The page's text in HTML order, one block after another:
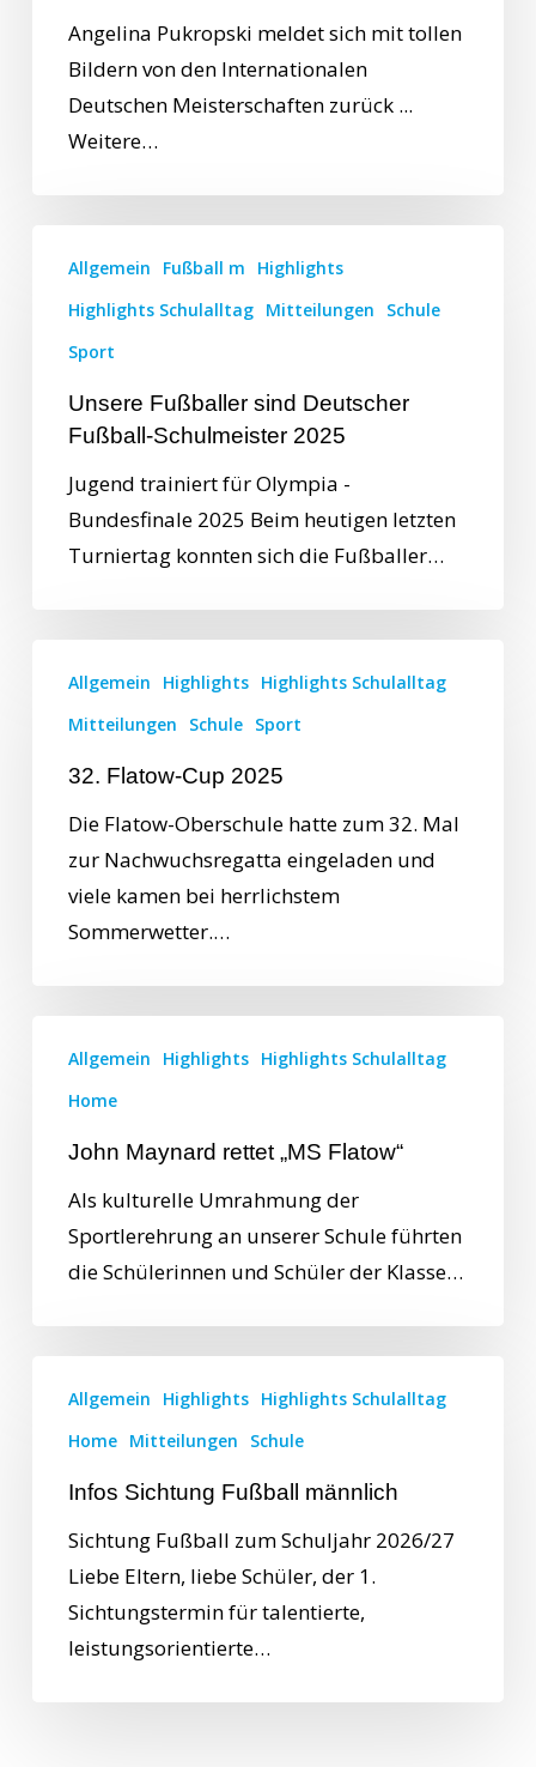
Angelina Pukropski meldet sich mit tollen
Bildern von den Internationalen
Deutschen Meisterschaften zurück ...
Weitere…
Allgemein Fußball m
Highlights
Highlights Schulalltag Mitteilungen
Schule
Sport
Unsere Fußballer sind Deutscher
Fußball-Schulmeister 2025
Jugend trainiert für Olympia -
Bundesfinale 2025 Beim heutigen letzten
Turniertag konnten sich die Fußballer…
Allgemein Highlights Highlights Schulalltag
Mitteilungen
Schule Sport
32. Flatow-Cup 2025
Die Flatow-Oberschule hatte zum 32. Mal
zur Nachwuchsregatta eingeladen und
viele kamen bei herrlichstem
Sommerwetter.…
Allgemein Highlights Highlights Schulalltag
Home
John Maynard rettet „MS Flatow“
Als kulturelle Umrahmung der
Sportlerehrung an unserer Schule führten
die Schülerinnen und Schüler der Klasse…
Allgemein Highlights Highlights Schulalltag
Home Mitteilungen Schule
Infos Sichtung Fußball männlich
Sichtung Fußball zum Schuljahr 2026/27
Liebe Eltern, liebe Schüler, der 1.
Sichtungstermin für talentierte,
leistungsorientierte…